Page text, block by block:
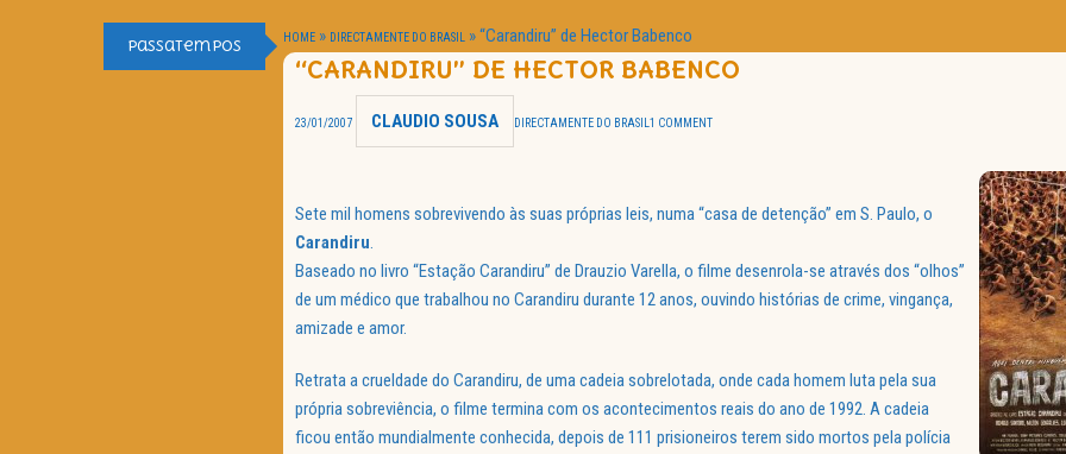
Passatempos HOME » DIRECTAMENTE DO BRASIL »“Carandiru” de Hector Babenco
“CARANDIRU” DE HECTOR BABENCO
23/01/2007 CLAUDIO SOUSA DIRECTAMENTE DO BRASIL 1 COMMENT
Sete mil homens sobrevivendo às suas próprias leis, numa “casa de detenção” em S. Paulo, o
Carandiru.
Baseado no livro “Estação Carandiru” de Drauzio Varella, o filme desenrola-se através dos “olhos”
de um médico que trabalhou no Carandiru durante 12 anos, ouvindo histórias de crime, vingança,
amizade e amor.
Retrata a crueldade do Carandiru, de uma cadeia sobrelotada, onde cada homem luta pela sua
própria sobreviência, o filme termina com os acontecimentos reais do ano de 1992. A cadeia
ficou então mundialmente conhecida, depois de 111 prisioneiros terem sido mortos pela polícia